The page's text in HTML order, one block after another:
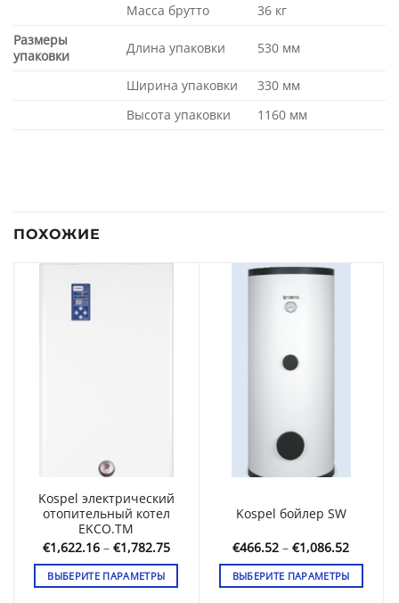
Масса брутто
36 кг
Размеры
упаковки
Длина упаковки 530 мм
Ширина упаковки
330 мм
Высота упаковки
1160 мм
ПОХОЖИЕ
Kospel электрический
отопительный котел
EKCO.TM
€1,622.16 – €1,782.75Диапазон
€1,622.16
€1,782.75
ВЫБЕРИТЕ ПАРАМЕТРЫ
Kospel бойлер SW
€466.52 – €1,086.52
цен:
€466.52
–
ВЫБЕРИТЕ ПАРАМЕТРЫ